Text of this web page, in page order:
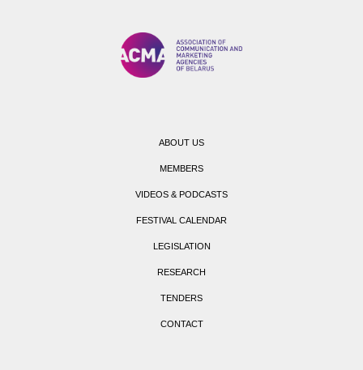
ABOUT US
MEMBERS
VIDEOS & PODCASTS
FESTIVAL CALENDAR
LEGISLATION
RESEARCH
TENDERS
CONTACT